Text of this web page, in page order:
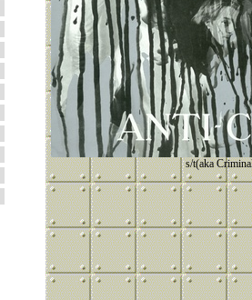
s/t(aka